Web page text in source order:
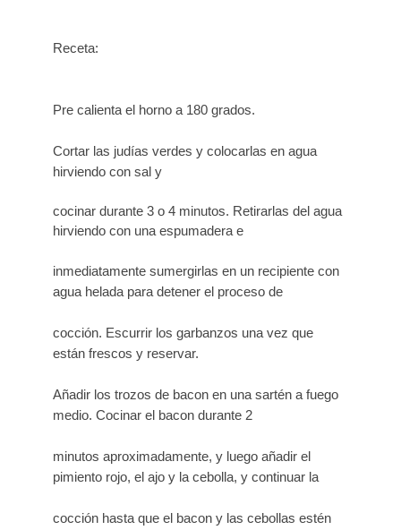
Receta:
Pre calientael horno a 180 grados.
Cortar las judías verdes y colocarlas en agua
hirviendo con sal y
cocinar durante 3 o 4 minutos. Retirarlas del agua
hirviendo con una espumadera e
inmediatamente sumergirlas en un recipiente con
agua helada para detener el proceso de
cocción. Escurrir los garbanzos una vez que
están frescos y reservar.
Añadir los trozos de bacon en una sartén a fuego
medio. Cocinar el bacon durante 2
minutos aproximadamente, y luego añadir el
pimiento rojo, el ajo y la cebolla, y continuar la
cocción hasta que el bacon y las cebollas estén